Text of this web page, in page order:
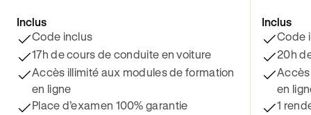
Inclus
Code inclus
17h de cours de conduite en voiture
Accès illimité aux modules de formation
en ligne
Place d’examen 100% garantie
Inclus
Code
20h
en
1